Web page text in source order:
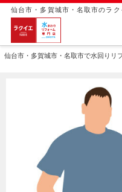
仙台市・多賀城市・名取市のラ
仙台市・多賀城市・名取市で水回りリ